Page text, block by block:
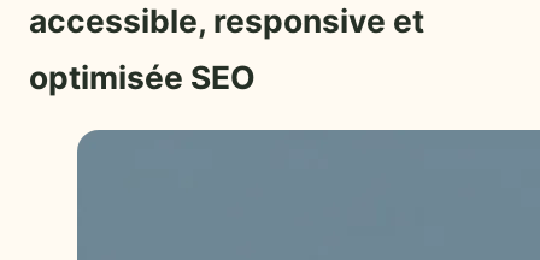
accessible, responsive et
optimisée SEO